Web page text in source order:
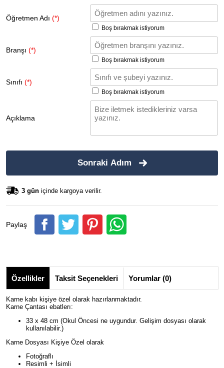
Öğretmen Adı (*)
Boş bırakmak istiyorum
Branşı (*)
Boş bırakmak istiyorum
Sınıfı (*)
Boş bırakmak istiyorum
Açıklama
Sonraki Adım
3 gün içinde kargoya verilir.
Paylaş
Özellikler Taksit Seçenekleri Yorumlar (0)
Karne kabı kişiye özel olarak hazırlanmaktadır.
Karne Çantası ebatlerı:
33 x 48 cm (Okul Öncesi ne uygundur. Gelişim dosyası olarak
kullanılabilir.)
Karne Dosyası Kişiye Özel olarak
Fotoğraflı
Resimli + İsimli